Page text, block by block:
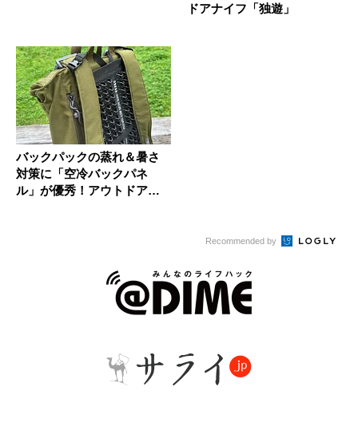
ドアナイフ「独遊」
バックパックの蒸れ＆暑さ
対策に「空冷バックパネ
ル」が優秀！アウトドアラ
Recommended by